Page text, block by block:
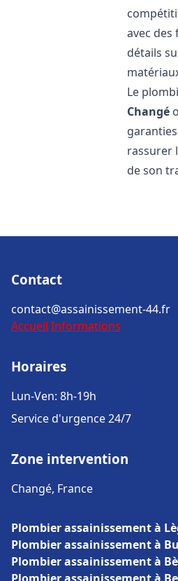
avec
détails
Le
Changé
rassurer
de son
Contact
contact@assainissement-44.fr
Accueil Informations
Horaires
Lun-Ven: 8h-19h
Service d'urgence 24/7
Zone intervention
Changé, France
Plombier assainissement à
Plombier assainissement à
Plombier assainissement à